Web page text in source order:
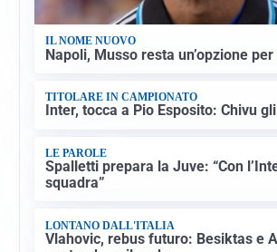
IL NOME NUOVO
Napoli, Musso resta un’opzione
TITOLARE IN CAMPIONATO
Inter, tocca a Pio Esposito: Chivu
LE PAROLE
Spalletti prepara la Juve: “Con
squadra”
LONTANO DALL'ITALIA
Vlahovic, rebus futuro: Besiktas e